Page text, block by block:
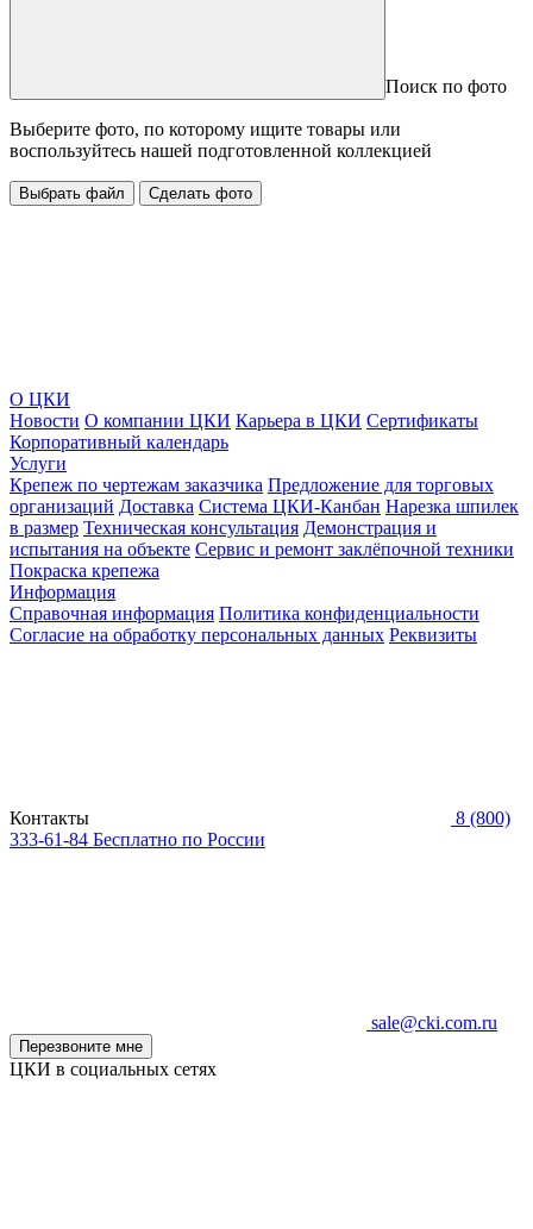
Поиск по фото
Выберите фото, по которому ищите товары или
воспользуйтесь нашей подготовленной коллекцией
Выбрать файл Сделать фото
О ЦКИ
Новости О компании ЦКИ Карьера в ЦКИ Сертификаты
Корпоративный календарь
Услуги
Крепеж по чертежам заказчика Предложение для торговых
организаций Доставка Система ЦКИ-Канбан Нарезка шпилек
в размер Техническая консультация Демонстрация и
испытания на объекте Сервис и ремонт заклёпочной техники
Покраска крепежа
Информация
Справочная информация Политика конфиденциальности
Согласие на обработку персональных данных Реквизиты
Контакты
8 (800)
333-61-84 Бесплатно по России
sale@cki.com.ru
Перезвоните мне
ЦКИ в социальных сетях